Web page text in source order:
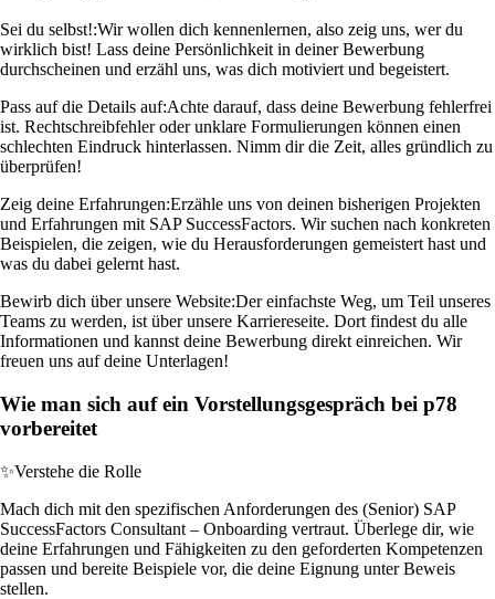
Sei du selbst!:Wir wollen dich kennenlernen, also zeig uns, wer du
wirklich bist! Lass deine Persönlichkeit in deiner Bewerbung
durchscheinen und erzähl uns, was dich motiviert und begeistert.
Pass auf die Details auf:Achte darauf, dass deine Bewerbung fehlerfrei
ist. Rechtschreibfehler oder unklare Formulierungen können einen
schlechten Eindruck hinterlassen. Nimm dir die Zeit, alles gründlich zu
überprüfen!
Zeig deine Erfahrungen:Erzähle uns von deinen bisherigen Projekten
und Erfahrungen mit SAP SuccessFactors. Wir suchen nach konkreten
Beispielen, die zeigen, wie du Herausforderungen gemeistert hast und
was du dabei gelernt hast.
Bewirb dich über unsere Website:Der einfachste Weg, um Teil unseres
Teams zu werden, ist über unsere Karriereseite. Dort findest du alle
Informationen und kannst deine Bewerbung direkt einreichen. Wir
freuen uns auf deine Unterlagen!
Wie man sich auf ein Vorstellungsgespräch bei p78
vorbereitet
✨Verstehe die Rolle
Mach dich mit den spezifischen Anforderungen des (Senior) SAP
SuccessFactors Consultant – Onboarding vertraut. Überlege dir, wie
deine Erfahrungen und Fähigkeiten zu den geforderten Kompetenzen
passen und bereite Beispiele vor, die deine Eignung unter Beweis
stellen.